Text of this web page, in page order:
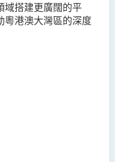
域搭建更廣闊的平
粵港澳大灣區的深度